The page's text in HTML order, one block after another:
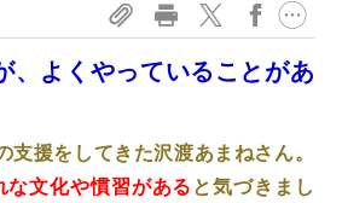
、よくやっていることがあ
援をしてきた沢渡あまねさん。
な文化や慣習があると気づきまし